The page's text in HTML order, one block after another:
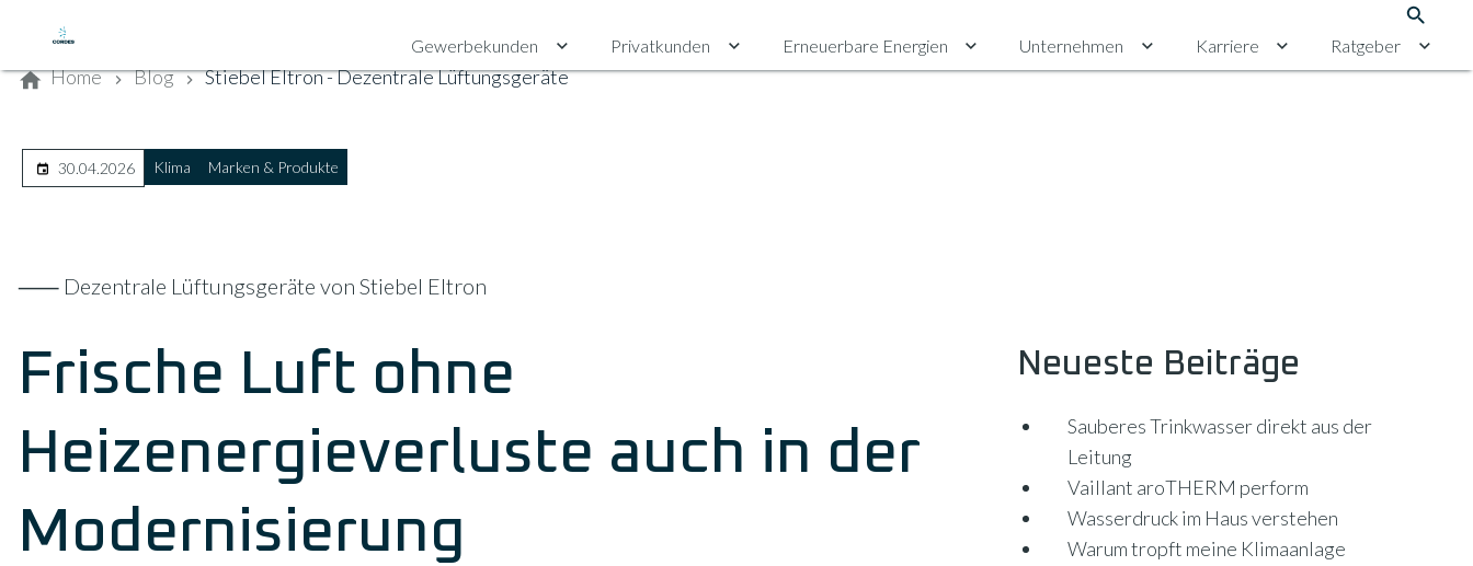
Gewerbekunden
Untermenü für Gewerbekunden umschalten
Privatkunden Untermenü für Privatkunden umschalten
Erneuerbare Energien Untermenü für Erneuerbare Energien umschalten
Unternehmen Untermenü für Unternehmen umschalten
Karriere Untermenü für Karriere
Ratgeber
Home Blog Stiebel Eltron - Dezentrale Lüftungsgeräte
30.04.2026 Klima Marken & Produkte
⸺ Dezentrale Lüftungsgeräte von Stiebel Eltron
Frische Luft ohne
Heizenergieverluste auch in der
Modernisierung
Neueste Beiträge
Sauberes Trinkwasser direkt aus der
Leitung
Vaillant aroTHERM perform
Wasserdruck im Haus verstehen
Warum tropft meine Klimaanlage